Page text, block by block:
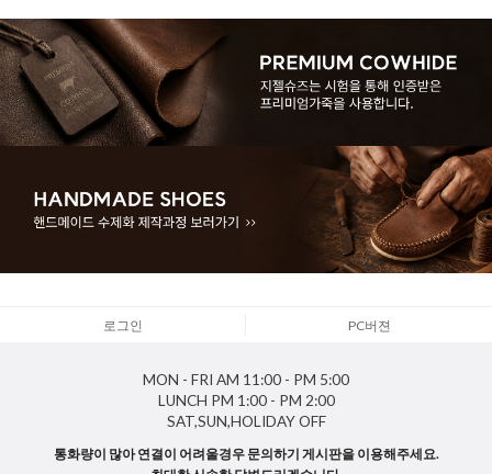
로그인 PC버젼
MON - FRI AM 11:00 - PM 5:00
LUNCH PM 1:00 - PM 2:00
SAT,SUN,HOLIDAYOFF
통화량이 많아 연결이 어려울경우 문의하기 게시판을 이용해주세요.